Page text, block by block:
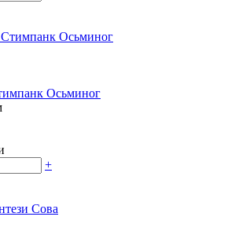
Осьминог
+